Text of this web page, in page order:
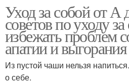
Уход за собой от А
советов по уходу
избежать проблем
апатии и выгорания
Из пустой чаши нельзя
о себе.